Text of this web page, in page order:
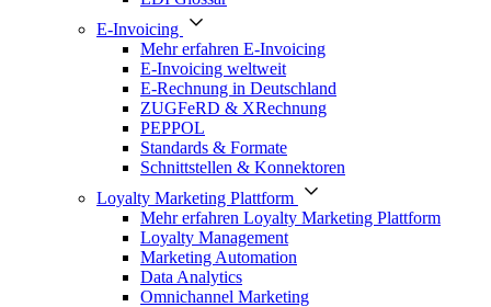
E-Invoicing
Mehr erfahren E-Invoicing
E-Invoicing weltweit
E-Rechnung in Deutschland
ZUGFeRD & XRechnung
PEPPOL
Standards & Formate
Schnittstellen & Konnektoren
Loyalty Marketing Plattform
Mehr erfahren Loyalty Marketing Plattform
Loyalty Management
Marketing Automation
Data Analytics
Omnichannel Marketing